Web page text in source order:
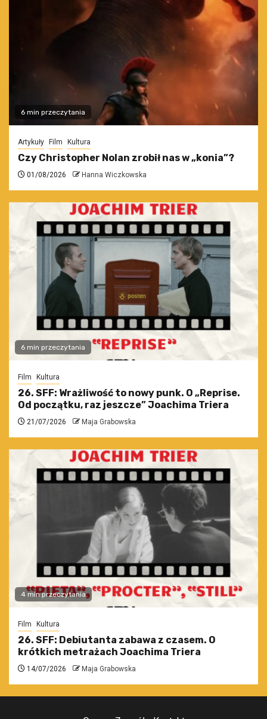
6 min przeczytania
Artykuły Film Kultura
Czy Christopher Nolan zrobił nas w „konia”?
01/08/2026 Hanna Wiczkowska
6 min przeczytania
Film Kultura
26. SFF: Wrażliwość to nowy punk. O „Reprise.
Od początku, raz jeszcze” Joachima Triera
21/07/2026 Maja Grabowska
4 min przeczytania
Film Kultura
26. SFF: Debiutanta zabawa z czasem. O
krótkich metrażach Joachima Triera
14/07/2026 Maja Grabowska